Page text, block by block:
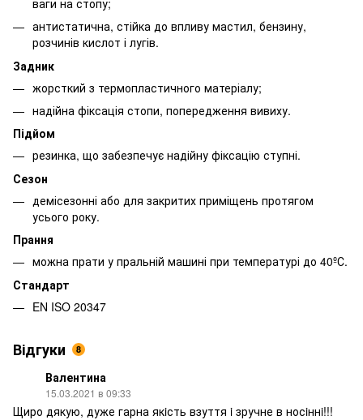
антистатична, стійка до впливу мастил, бензину,
розчинів кислот і лугів.
Задник
жорсткий з термопластичного матеріалу;
надійна фіксація стопи, попередження вивиху.
Підйом
резинка, що забезпечує надійну фіксацію ступні.
Сезон
демісезонні або для закритих приміщень протягом
усього року.
Прання
можна прати у пральній машині при температурі до 40ºС.
Стандарт
EN ISO 20347
Відгуки 8
Валентина
15.03.2021 в 09:33
Щиро дякую, дуже гарна якiсть взуття i зручне в носiннi!!!